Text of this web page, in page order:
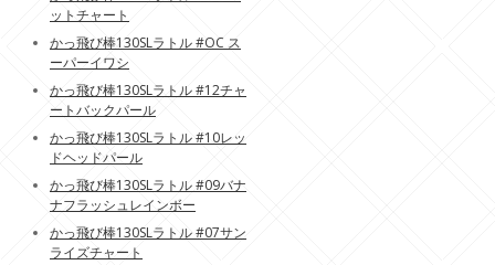
ットチャート
かっ飛び棒130SLラトル #OC ス
ーパーイワシ
かっ飛び棒130SLラトル #12チャ
ートバックパール
かっ飛び棒130SLラトル #10レッ
ドヘッドパール
かっ飛び棒130SLラトル #09バナ
ナフラッシュレインボー
かっ飛び棒130SLラトル #07サン
ライズチャート